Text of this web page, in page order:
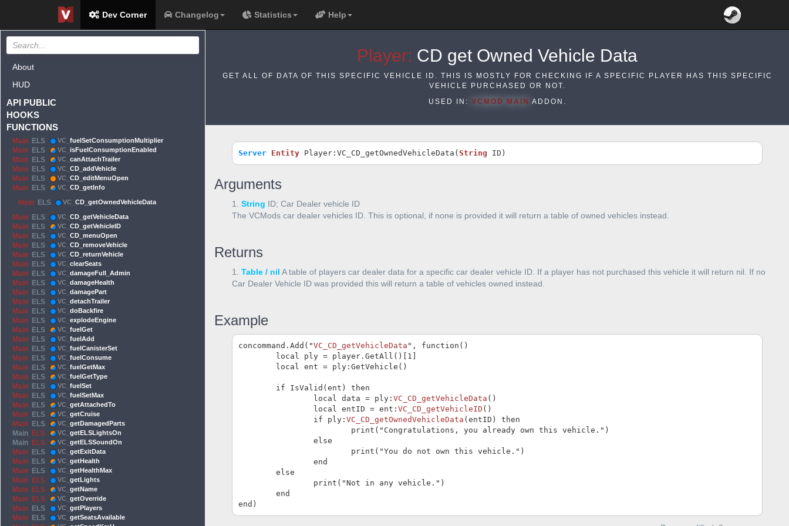
Dev Corner Changelog Statistics Help
About
HUD
API PUBLIC
HOOKS
FUNCTIONS
Main ELS VC_ fuelSetConsumptionMultiplier
Main ELS VC_ isFuelConsumptionEnabled
Main ELS VC_ canAttachTrailer
Main ELS VC_ CD_addVehicle
Main ELS VC_ CD_editMenuOpen
Main ELS VC_ CD_getInfo
Main ELS VC_CD_getOwnedVehicleData
Main ELS VC_ CD_getVehicleData
Main ELS VC_ CD_getVehicleID
Main ELS VC_ CD_menuOpen
Main ELS VC_ CD_removeVehicle
Main ELS VC_ CD_returnVehicle
Main ELS VC_ clearSeats
Main ELS VC_ damageFull_Admin
Main ELS VC_ damageHealth
Main ELS VC_ damagePart
Main ELS VC_ detachTrailer
Main ELS VC_ doBackfire
Main ELS VC_ explodeEngine
Main ELS VC_ fuelGet
Main ELS VC_ fuelAdd
Main ELS VC_ fuelCanisterSet
Main ELS VC_ fuelConsume
Main ELS VC_ fuelGetMax
Main ELS VC_ fuelGetType
Main ELS VC_ fuelSet
Main ELS VC_ fuelSetMax
Main ELS VC_ getAttachedTo
Main ELS VC_ getCruise
Main ELS VC_ getDamagedParts
Main ELS VC_ getELSLightsOn
Main ELS VC_ getELSSoundOn
Main ELS VC_ getExitData
Main ELS VC_ getHealth
Main ELS VC_ getHealthMax
Main ELS VC_ getLights
Main ELS VC_ getName
Main ELS VC_ getOverride
Main ELS VC_ getPlayers
Main ELS VC_ getSeatsAvailable
Player: CD get Owned Vehicle Data
GET ALL OF DATA OF THIS SPECIFIC VEHICLE ID. THIS IS MOSTLY FOR CHECKING IF A SPECIFIC PLAYER HAS THIS SPECIFIC
VEHICLE PURCHASED OR NOT.
USED IN: VCMOD MAIN ADDON.
Server Entity Player:VC_CD_getOwnedVehicleData( String ID)
Arguments
1. String ID; Car Dealer vehicle ID
The VCMods car dealer vehicles ID. This is optional, if none is provided it will return a table of owned vehicles instead.
Returns
1. Table / nil A table of players car dealer data for a specific car dealer vehicle ID. If a player has not purchased this vehicle it will return nil. If no
Car Dealer Vehicle ID was provided this will return a table of vehicles owned instead.
Example
concommand.Add("VC_CD_getVehicleData ", function()
		local data = ply:
VC_CD_getVehicleData ()
		local entID = ent:
VC_CD_getVehicleID ()
		if ply:
VC_CD_getOwnedVehicleData (entID) then